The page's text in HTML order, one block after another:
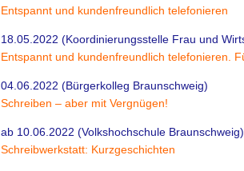
Entspannt und kundenfreundlich telefonieren
18.05.2022 (Koordinierungsstelle Frau und
Entspannt und kundenfreundlich telefonieren.
04.06.2022 (Bürgerkolleg Braunschweig)
Schreiben – aber mit Vergnügen!
ab 10.06.2022 (Volkshochschule Braunschweig)
Schreibwerkstatt: Kurzgeschichten